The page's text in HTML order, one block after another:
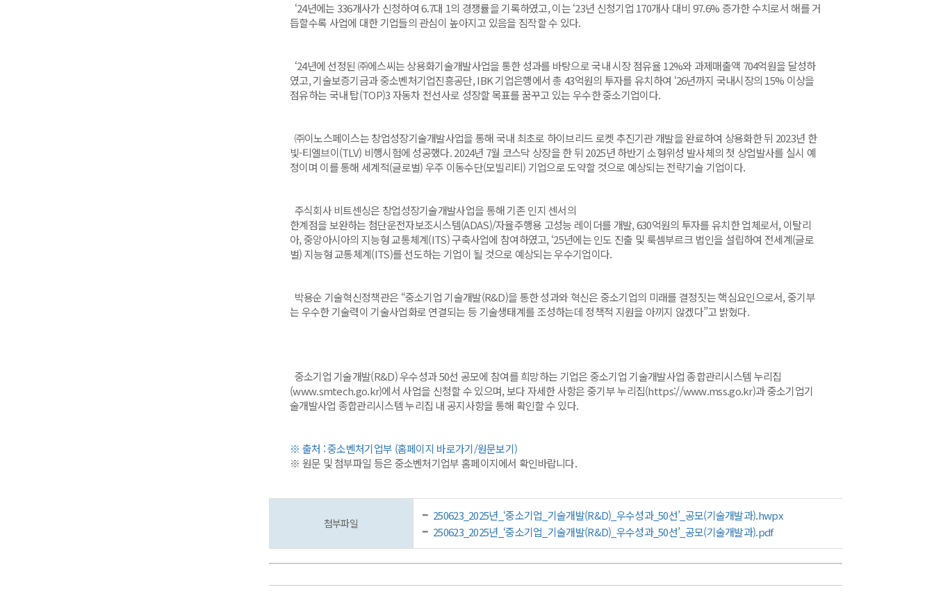
‘24년에는 336개사가 신청하여 6.7대 1의 경쟁률을 기록하였고, 이는 ‘23년 신청기업 170개사 대비 97.6% 증가한 수치로서 해를 거
듭할수록 사업에 대한 기업들의 관심이 높아지고 있음을 짐작할 수 있다.
‘24년에 선정된 ㈜에스씨는 상용화기술개발사업을 통한 성과를 바탕으로 국내 시장 점유율 12%와 과제매출액 704억원을 달성하
였고, 기술보증기금과 중소벤처기업진흥공단, IBK 기업은행에서 총 43억원의 투자를 유치하여 ‘26년까지 국내시장의 15% 이상을
점유하는 국내 탑(TOP)3 자동차 전선사로 성장할 목표를 꿈꾸고 있는 우수한 중소기업이다.
㈜이노스페이스는 창업성장기술개발사업을 통해 국내 최초로 하이브리드 로켓 추진기관 개발을 완료하여 상용화한 뒤 2023년 한
빛-티엘브이(TLV) 비행시험에 성공했다. 2024년 7월 코스닥 상장을 한 뒤 2025년 하반기 소형위성 발사체의 첫 상업발사를 실시 예
정이며 이를 통해 세계적(글로벌) 우주 이동수단(모빌리티) 기업으로 도약할 것으로 예상되는 전략기술 기업이다.
주식회사 비트센싱은 창업성장기술개발사업을 통해 기존 인지 센서의
한계점을 보완하는 첨단운전자보조시스템(ADAS)/자율주행용 고성능 레이더를 개발, 630억원의 투자를 유치한 업체로서, 이탈리
아, 중앙아시아의 지능형 교통체계(ITS) 구축사업에 참여하였고, ‘25년에는 인도 진출 및 룩셈부르크 법인을 설립하여 전세계(글로
벌) 지능형 교통체계(ITS)를 선도하는 기업이 될 것으로 예상되는 우수기업이다.
박용순 기술혁신정책관은 “중소기업 기술개발(R&D)을 통한 성과와 혁신은 중소기업의 미래를 결정짓는 핵심요인으로서, 중기부
는 우수한 기술력이 기술사업화로 연결되는 등 기술생태계를 조성하는데 정책적 지원을 아끼지 않겠다”고 밝혔다.
중소기업 기술개발(R&D) 우수성과 50선 공모에 참여를 희망하는 기업은 중소기업 기술개발사업 종합관리시스템 누리집
(www.smtech.go.kr)에서 사업을 신청할 수 있으며, 보다 자세한 사항은 중기부 누리집(https://www.mss.go.kr)과 중소기업기
술개발사업 종합관리시스템 누리집 내 공지사항을 통해 확인할 수 있다.
※ 출처 : 중소벤처기업부 (홈페이지 바로가기/원문보기)
※ 원문 및 첨부파일 등은 중소벤처기업부 홈페이지에서 확인바랍니다.
첨부파일
250623_2025년_‘중소기업_기술개발(R&D)_우수성과_50선’_공모(기술개발과).hwpx
250623_2025년_‘중소기업_기술개발(R&D)_우수성과_50선’_공모(기술개발과).pdf